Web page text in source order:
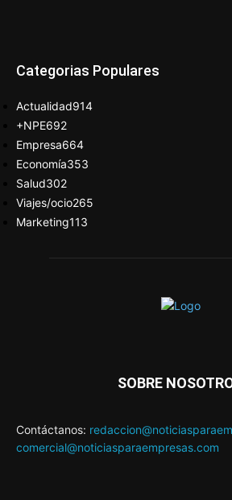
Categorias Populares
Actualidad914
+NPE692
Empresa664
Economía353
Salud302
Viajes/ocio265
Marketing113
SOBRE
Contáctanos:
comercial@noticiasparaempresas.com